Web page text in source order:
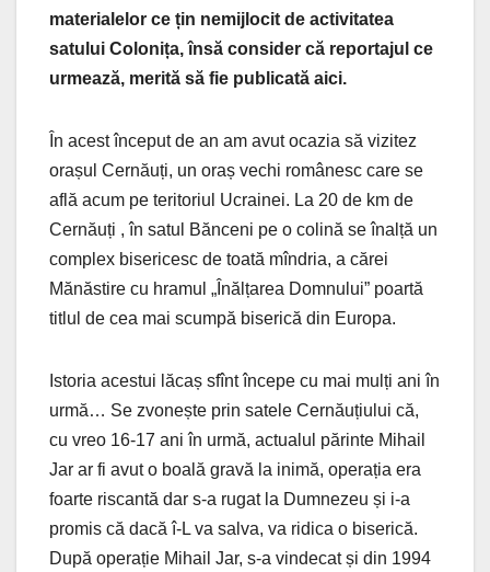
materialelor ce țin nemijlocit de activitatea
satului Colonița, însă consider că reportajul ce
urmează, merită să fie publicată aici.
În acest început de an am avut ocazia să vizitez
orașul Cernăuți, un oraș vechi românesc care se
află acum pe teritoriul Ucrainei. La 20 de km de
Cernăuți , în satul Bănceni pe o colină se înalță un
complex bisericesc de toată mîndria, a cărei
Mănăstire cu hramul „Înălțarea Domnului” poartă
titlul de cea mai scumpă biserică din Europa.
Istoria acestui lăcaș sfînt începe cu mai mulți ani în
urmă… Se zvonește prin satele Cernăuțiului că,
cu vreo 16-17 ani în urmă, actualul părinte Mihail
Jar ar fi avut o boală gravă la inimă, operația era
foarte riscantă dar s-a rugat la Dumnezeu și i-a
promis că dacă î-L va salva, va ridica o biserică.
După operație Mihail Jar, s-a vindecat și din 1994